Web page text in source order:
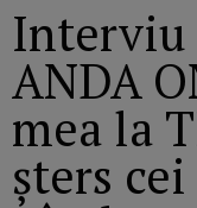
Interviu
ANDA
mea la
șters